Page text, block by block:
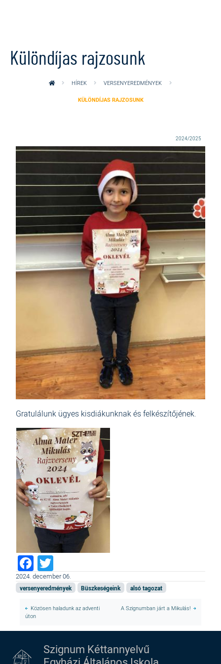
Különdíjas rajzosunk
HÍREK VERSENYEREDMÉNYEK
KÜLÖNDÍJAS RAJZOSUNK
2024/2025
Gratulálunk ügyes kisdiákunknak és felkészítőjének.
Facebook
2024. december 06.
versenyeredmények Büszkeségeink alsó tagozat
Közösen haladunk az adventi
úton
A Szignumban járt a Mikulás!
Szignum Kéttannyelvű